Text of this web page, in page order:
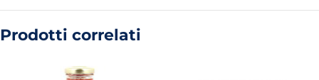
Prodotti correlati